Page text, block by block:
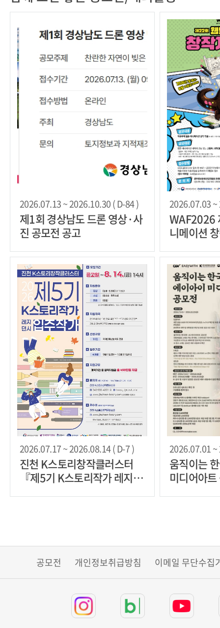
2026.07.13 ~ 2026.10.30 ( D-84 )
제1회 경상남도 드론 영상·사
진 공모전 공고
2026.07.03 ~
WAF2026
니메이션
2026.07.17 ~ 2026.08.14 ( D-7 )
진천 K스토리창작클러스터
『제5기 K스토리작가 레지던
2026.07.01 ~
움직이는
미디어아
공모전 개인정보취급방침 이메일 무단수집